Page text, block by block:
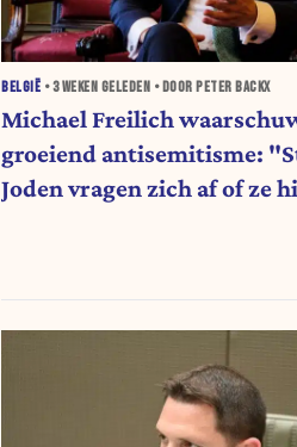
BELGIË •3 WEKEN GELEDEN • DOOR PETER BACKX
Michael Freilich
groeiend antisemitisme:
Joden vragen zich af of ze